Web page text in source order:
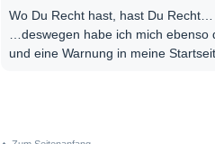
Wo Du Recht hast, hast Du Recht…
…deswegen habe ich mich
und eine Warnung in meine